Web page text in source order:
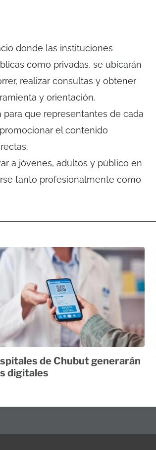
donde las instituciones
como privadas, se ubicarán
realizar consultas y obtener
y orientación.
que representantes de cada
el contenido
a jóvenes, adultos y público en
tanto profesionalmente como
de Chubut generarán
digitales